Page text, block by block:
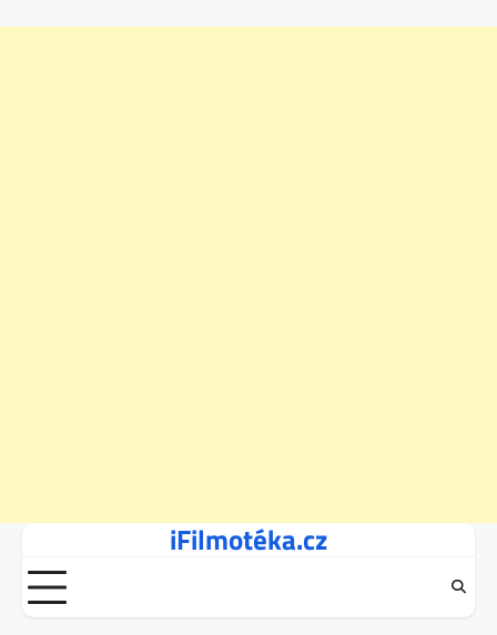
content
iFilmotéka.cz